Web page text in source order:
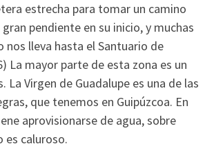
estrecha para tomar un camino
pendiente en su inicio, y muchas
nos lleva hasta el Santuario de
La mayor parte de esta zona es un
La Virgen de Guadalupe es una de las
que tenemos en Guipúzcoa. En
aprovisionarse de agua, sobre
caluroso.